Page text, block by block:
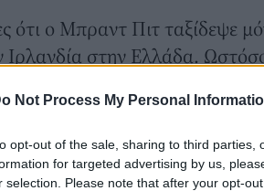
Not Process My Personal
opt-out of the sale, sharing to third parties,
for targeted advertising by us,
selection. Please note that after your opt-
ότι ο Μπραντ Πιτ ταξίδεψε
στην Ελλάδα.
μαζί του η σύντροφός του,
από τον Πειραιά,
τους, χωρίς τη βοήθεια